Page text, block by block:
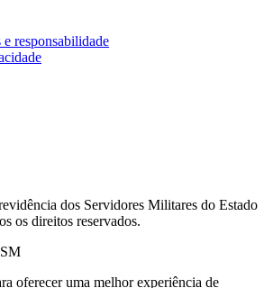
responsabilidade
dos Servidores Militares do Estado
os direitos reservados.
oferecer uma melhor experiência de